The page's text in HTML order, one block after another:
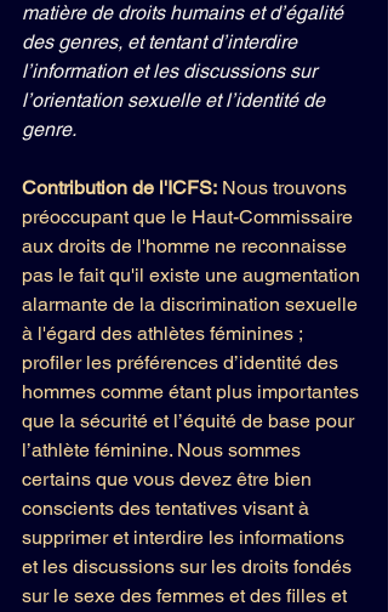
matière de droits humains et d’égalité
des genres, et tentant d’interdire
l’information et les discussions sur
l’orientation sexuelle et l’identité de
genre.
Contribution de l'ICFS: Nous trouvons
préoccupant que le Haut-Commissaire
aux droits de l'homme ne reconnaisse
pas le fait qu'il existe une augmentation
alarmante de la discrimination sexuelle
à l'égard des athlètes féminines ;
profiler les préférences d’identité des
hommes comme étant plus importantes
que la sécurité et l’équité de base pour
l’athlète féminine. Nous sommes
certains que vous devez être bien
conscients des tentatives visant à
supprimer et interdire les informations
et les discussions sur les droits fondés
sur le sexe des femmes et des filles et